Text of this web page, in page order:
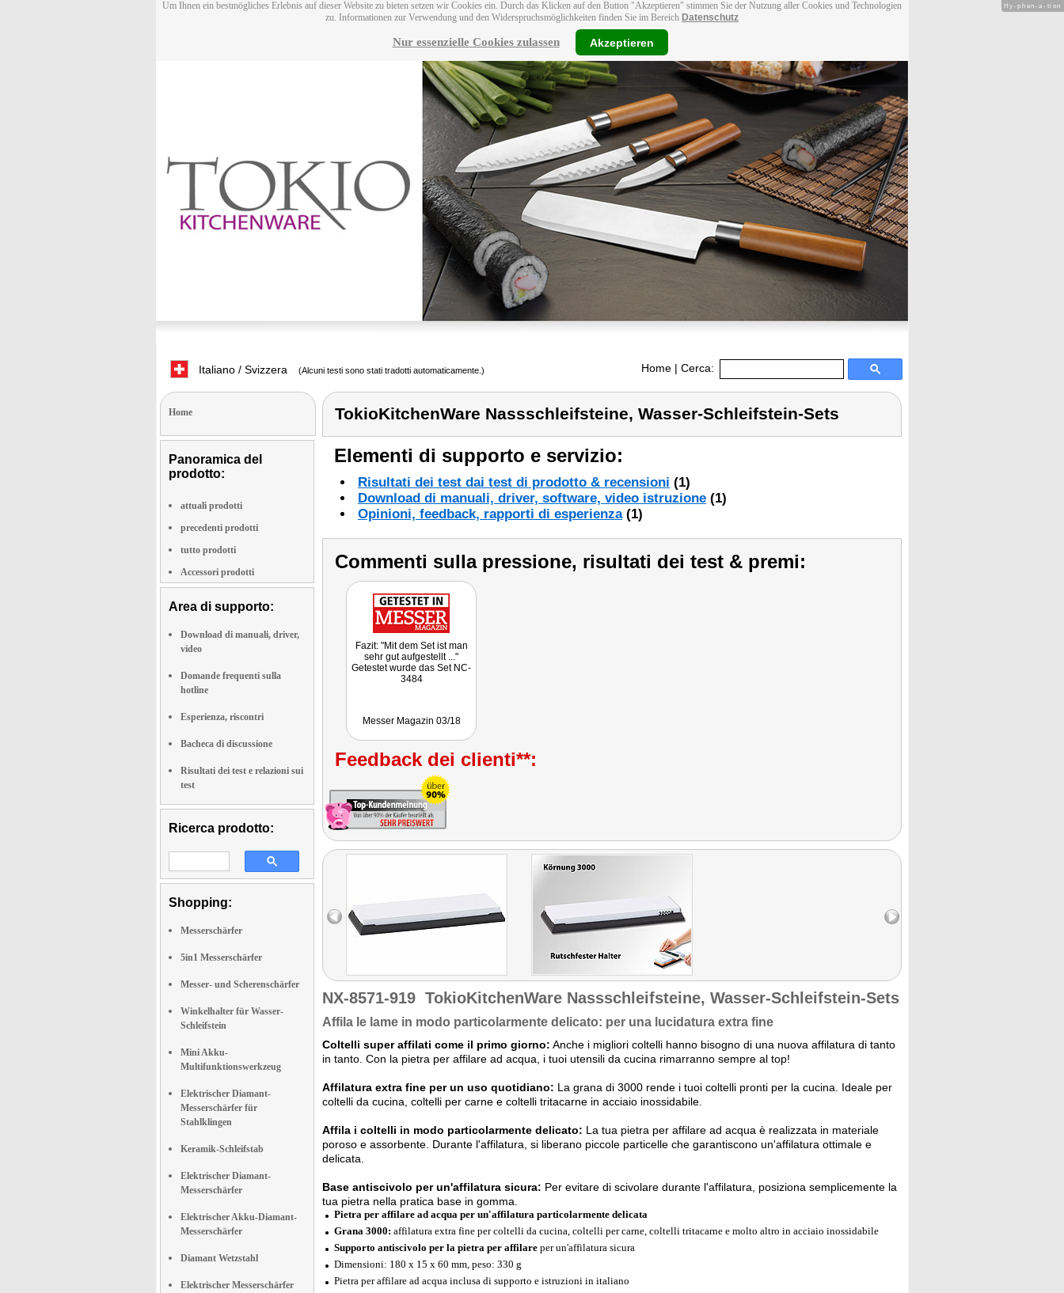
Um Ihnen ein bestmögliches Erlebnis auf dieser Website zu bieten setzen wir Cookies ein. Durch das Klicken auf den Button "Akzeptieren" stimmen Sie der Nutzung aller Cookies und Technologien
zu. Informationen zur Verwendung und den Widerspruchsmöglichkeiten finden Sie im Bereich Datenschutz
Nur essenzielle Cookies zulassen Akzeptieren
Italiano / Svizzera (Alcuni testi sono stati tradotti automaticamente.) Home | Cerca:
Home
Panoramica del
prodotto:
attuali prodotti
precedenti prodotti
tutto prodotti
Accessori prodotti
Area di supporto:
Download di manuali, driver,
video
Domande frequenti sulla
hotline
Esperienza, riscontri
Bacheca di discussione
Risultati dei test e relazioni sui
test
Ricerca prodotto:
Shopping:
Messerschärfer
5in1 Messerschärfer
Messer- und Scherenschärfer
Winkelhalter für Wasser-
Schleifstein
Mini Akku-
Multifunktionswerkzeug
Elektrischer Diamant-
Messerschärfer für
Stahlklingen
Keramik-Schleifstab
Elektrischer Diamant-
Messerschärfer
Elektrischer Akku-Diamant-
Messerschärfer
Diamant Wetzstahl
Elektrischer Messerschärfer
TokioKitchenWare Nassschleifsteine, Wasser-Schleifstein-Sets
Elementi di supporto e servizio:
Risultati dei test dai test di prodotto & recensioni (1)
Download di manuali, driver, software, video istruzione (1)
Opinioni, feedback, rapporti di esperienza(1)
Commenti sulla pressione, risultati dei test & premi:
Fazit: "Mit dem Set ist man
sehr gut aufgestellt ..."
Getestet wurde das Set NC-
3484
Messer Magazin 03/18
Feedback dei clienti**:
NX-8571-919 TokioKitchenWare Nassschleifsteine, Wasser-Schleifstein-Sets
Affila le lame in modo particolarmente delicato: per una lucidatura extra fine
Coltelli super affilati come il primo giorno: Anche i migliori coltelli hanno bisogno di una nuova affilatura di tanto
in tanto. Con la pietra per affilare ad acqua, i tuoi utensili da cucina rimarranno sempre al top!
Affilatura extra fine per un uso quotidiano: La grana di 3000 rende i tuoi coltelli pronti per la cucina. Ideale per
coltelli da cucina, coltelli per carne e coltelli tritacarne in acciaio inossidabile.
Affila i coltelli in modo particolarmente delicato: La tua pietra per affilare ad acqua è realizzata in materiale
poroso e assorbente. Durante l'affilatura, si liberano piccole particelle che garantiscono un'affilatura ottimale e
delicata.
Base antiscivolo per un'affilatura sicura: Per evitare di scivolare durante l'affilatura, posiziona semplicemente la
tua pietra nella pratica base in gomma.
Pietra per affilare ad acqua per un'affilatura particolarmente delicata
Grana 3000: affilatura extra fine per coltelli da cucina, coltelli per carne, coltelli tritacarne e molto altro in acciaio inossidabile
Supporto antiscivolo per la pietra per affilare per un'affilatura sicura
Dimensioni: 180 x 15 x 60 mm, peso: 330 g
Pietra per affilare ad acqua inclusa di supporto e istruzioni in italiano
Hy-phen-a-tion